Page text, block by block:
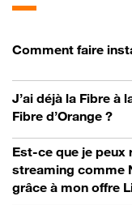
Comment faire
J’ai déjà la Fibre à
Fibre d’Orange ?
Est-ce que je
streaming comme
grâce à mon offre